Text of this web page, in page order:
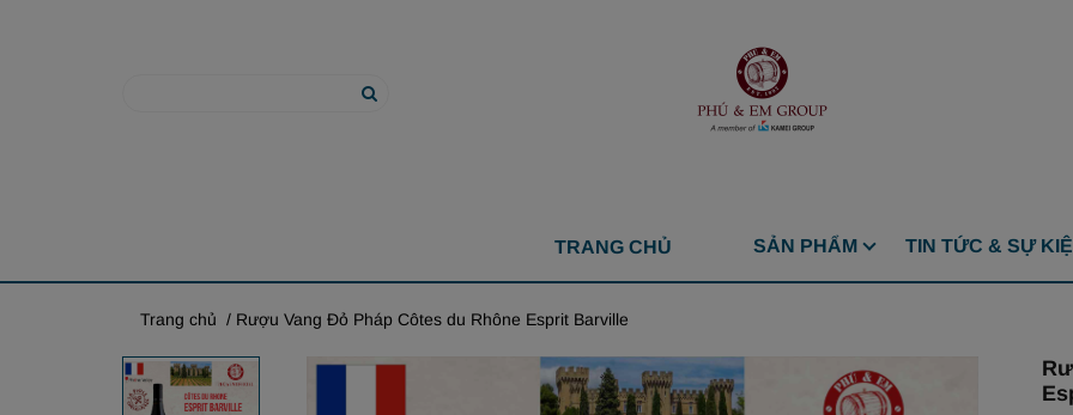
TRANG CHỦ SẢN PHẨM TIN TỨC & SỰ
Trang chủ / Rượu Vang Đỏ Pháp Côtes du Rhône Esprit Barville